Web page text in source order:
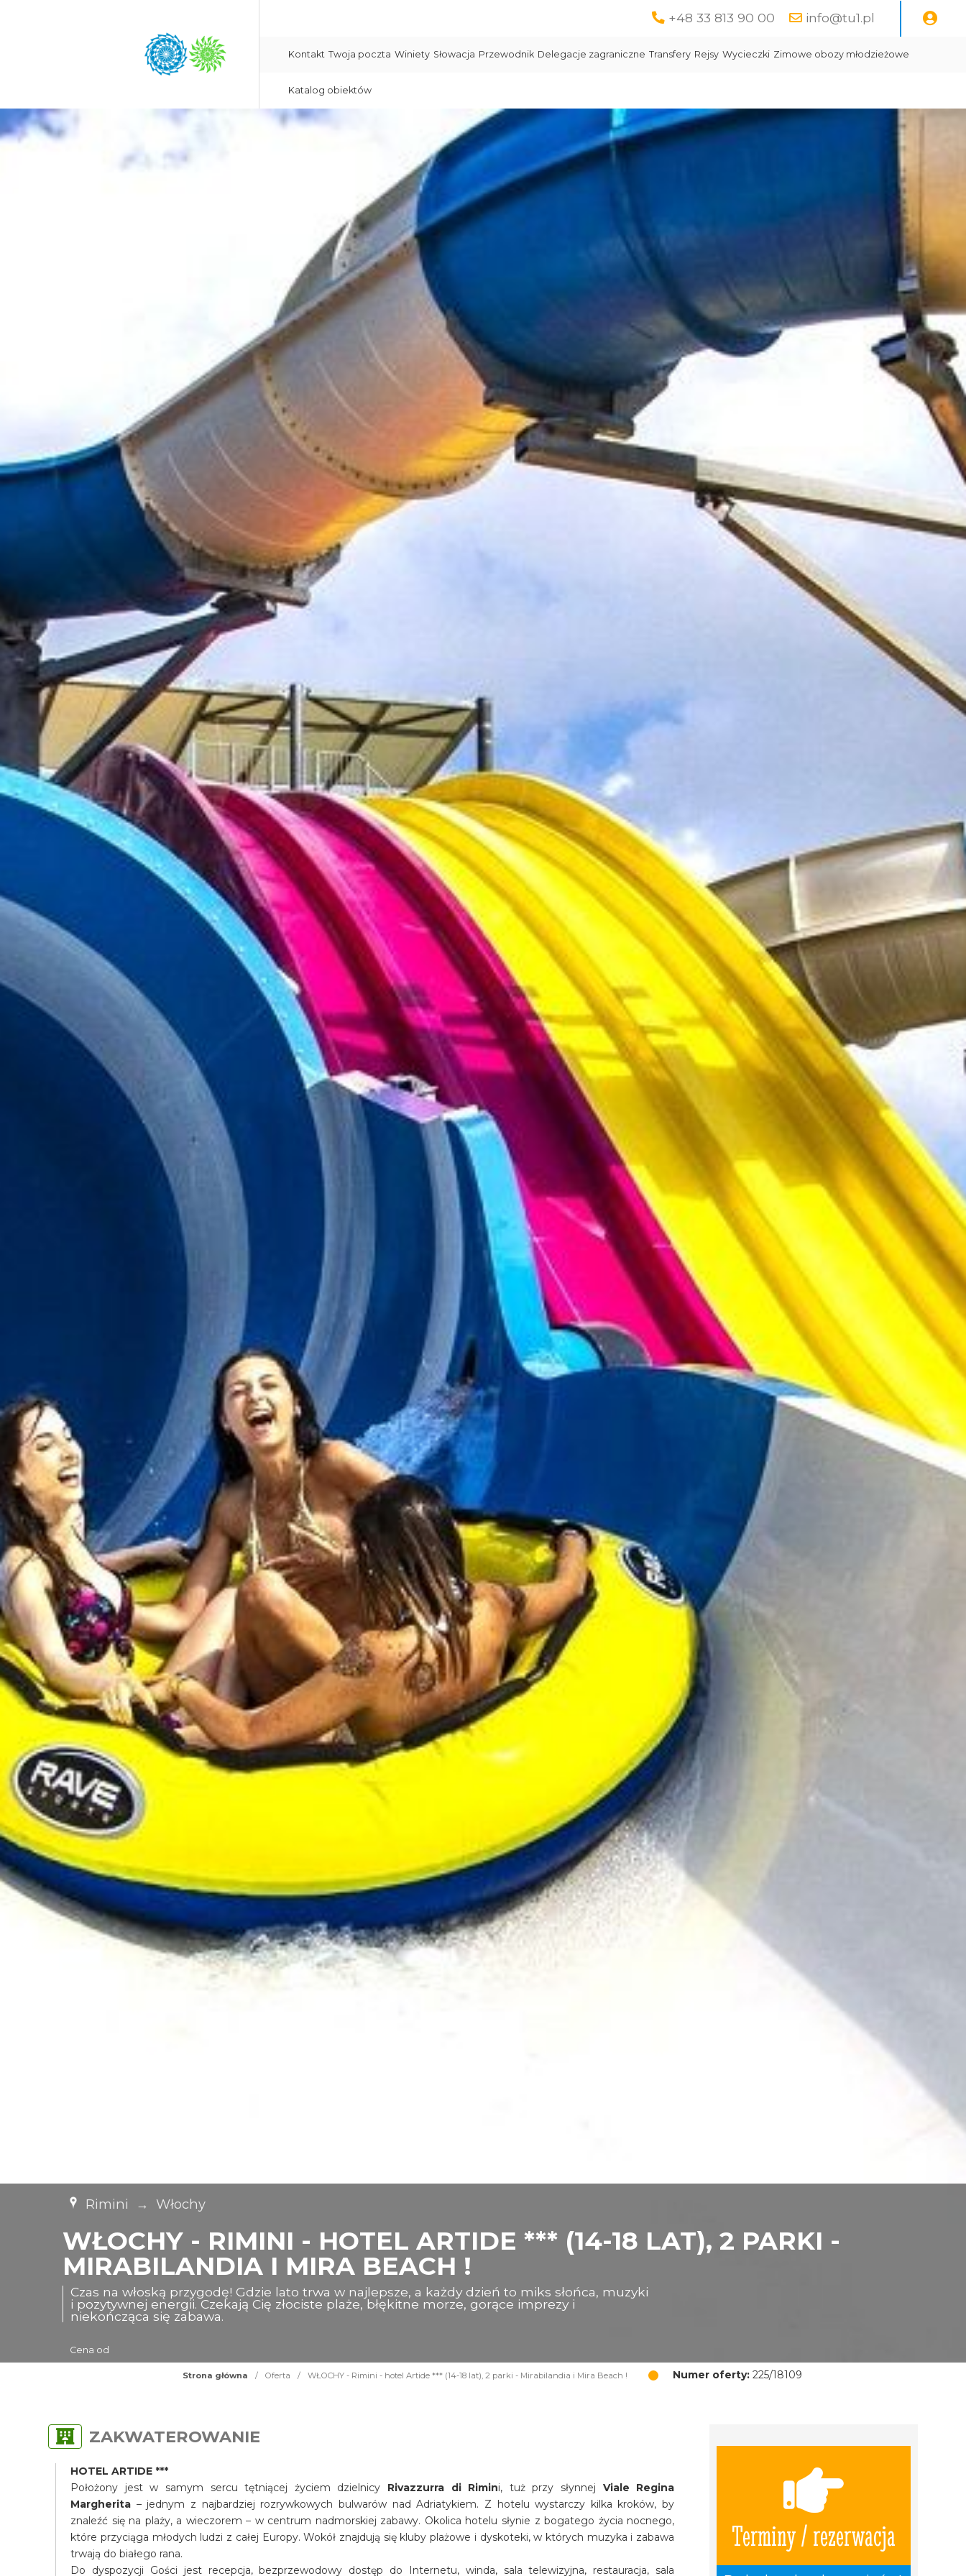
+48 33 813 90 00 info@tu1.pl
Kontakt Twoja poczta Winiety Słowacja Przewodnik Delegacje zagraniczne Transfery Rejsy Wycieczki Zimowe obozy młodzieżowe
Katalog obiektów
Rimini → Włochy
WŁOCHY - RIMINI - HOTEL ARTIDE *** (14-18 LAT), 2 PARKI -
MIRABILANDIA I MIRA BEACH !
Czas na włoską przygodę! Gdzie lato trwa w najlepsze, a każdy dzień to miks słońca, muzyki
i pozytywnej energii. Czekają Cię złociste plaże, błękitne morze, gorące imprezy i
niekończąca się zabawa.
Cena od
Strona główna / Oferta / WŁOCHY - Rimini - hotel Artide *** (14-18 lat), 2 parki - Mirabilandia i Mira Beach ! Numer oferty:225/18109
Terminy / rezerwacja
ZAKWATEROWANIE
HOTEL ARTIDE ***
Położony jest w samym sercu tętniącej życiem dzielnicy Rivazzurra di Rimini, tuż przy słynnej Viale Regina
Margherita – jednym z najbardziej rozrywkowych bulwarów nad Adriatykiem. Z hotelu wystarczy kilka kroków, by
znaleźć się na plaży, a wieczorem – w centrum nadmorskiej zabawy. Okolica hotelu słynie z bogatego życia nocnego,
które przyciąga młodych ludzi z całej Europy. Wokół znajdują się kluby plażowe i dyskoteki, w których muzyka i zabawa
trwają do białego rana.
Do dyspozycji Gości jest recepcja, bezprzewodowy dostęp do Internetu, winda, sala telewizyjna, restauracja, sala